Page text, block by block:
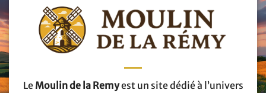
Le Moulin de la Remyest un site dédié à l’univers